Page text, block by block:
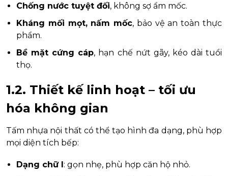
Chống nước tuyệt đối, không sợ ẩm mốc.
Kháng mối mọt, nấm mốc, bảo vệ an toàn thực
phẩm.
Bề mặt cứng cáp, hạn chế nứt gãy, kéo dài tuổi
thọ.
1.2. Thiết kế linh hoạt – tối ưu
hóa không gian
Tấm nhựa nội thất có thể tạo hình đa dạng, phù hợp
mọi diện tích bếp:
Dạng chữ I: gọn nhẹ, phù hợp căn hộ nhỏ.